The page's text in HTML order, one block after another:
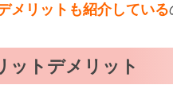
メリットも紹介している
ットデメリット